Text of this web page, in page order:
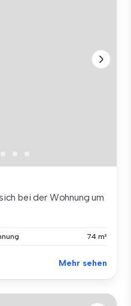
bei der Wohnung um
74 m²
Mehr sehen